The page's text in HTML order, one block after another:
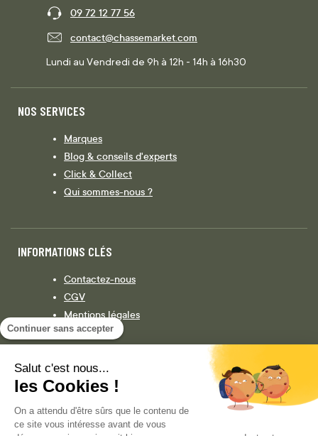
Continuer sans accepter
Salut c'est nous...
les Cookies !
On a attendu d'être sûrs que le contenu de
ce site vous intéresse avant de vous
09 72 12 77 56
contact@chassemarket.com
Lundi au Vendredi de 9h à 12h - 14h à 16h30
NOS SERVICES
Marques
Blog & conseils d'experts
Click & Collect
Qui sommes-nous ?
INFORMATIONS CLÉS
Contactez-nous
CGV
Mentions légales
Législation
Facebook Instagram